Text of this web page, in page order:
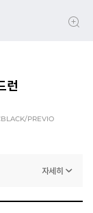
런
PREVIO
자세히